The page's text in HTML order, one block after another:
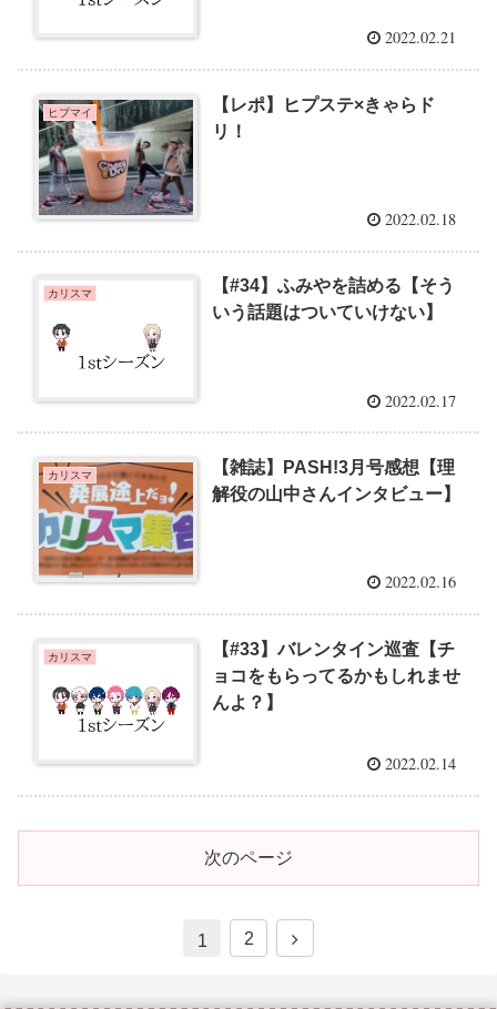
2022.02.21
ヒプマイ
【レポ】ヒプステ×きゃらド
リ！
2022.02.18
カリスマ
【#34】ふみやを詰める【そう
いう話題はついていけない】
2022.02.17
カリスマ
【雑誌】PASH!3月号感想【理
解役の山中さんインタビュー】
2022.02.16
カリスマ
【#33】バレンタイン巡査【チ
ョコをもらってるかもしれませ
んよ？】
2022.02.14
次のページ
1 2